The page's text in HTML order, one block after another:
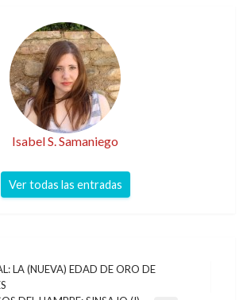
Isabel S. Samaniego
Ver todas las entradas
LA (NUEVA) EDAD DE ORO DE